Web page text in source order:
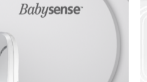
Kedvenceimhez